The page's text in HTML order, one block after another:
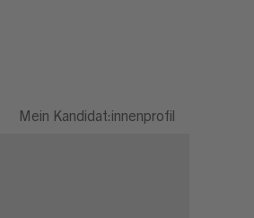
Mein Kandidat:innenprofil